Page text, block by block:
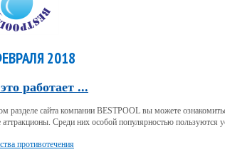
2018
работает ...
разделе сайта компании BESTPOOL вы можете
Среди них особой популярностью пользуются
противотечения